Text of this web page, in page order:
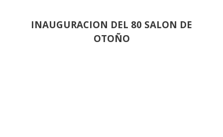
INAUGURACION DEL 80 SALON DE
OTOÑO